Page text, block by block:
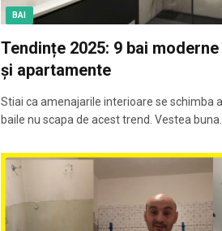
BAI
Tendințe 2025: 9 bai
și apartamente
Stiai ca amenajarile interioare se schimba
baile nu scapa de acest trend. Vestea buna…